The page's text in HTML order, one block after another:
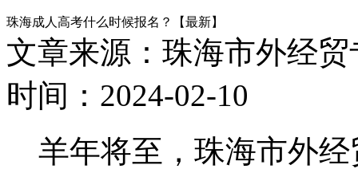
珠海成人高考什么时候报名？【最新】
文章来源：珠海市外经
时间：2024-02-10
羊年将至，珠海市外经